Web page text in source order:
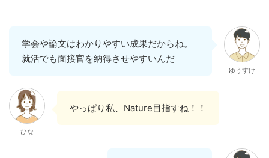
学会や論文はわかりやすい成果だからね。
就活でも面接官を納得させやすいんだ
ゆうすけ
ひな
やっぱり私、Nature目指すね！！